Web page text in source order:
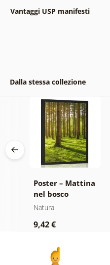
Vantaggi USP manifesti
Dalla stessa collezione
Poster – Mattina
nel bosco
Natura
9,42 €